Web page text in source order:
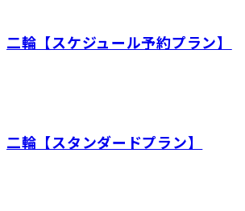
二輪【スケジュール予約プラン】
二輪【スタンダードプラン】